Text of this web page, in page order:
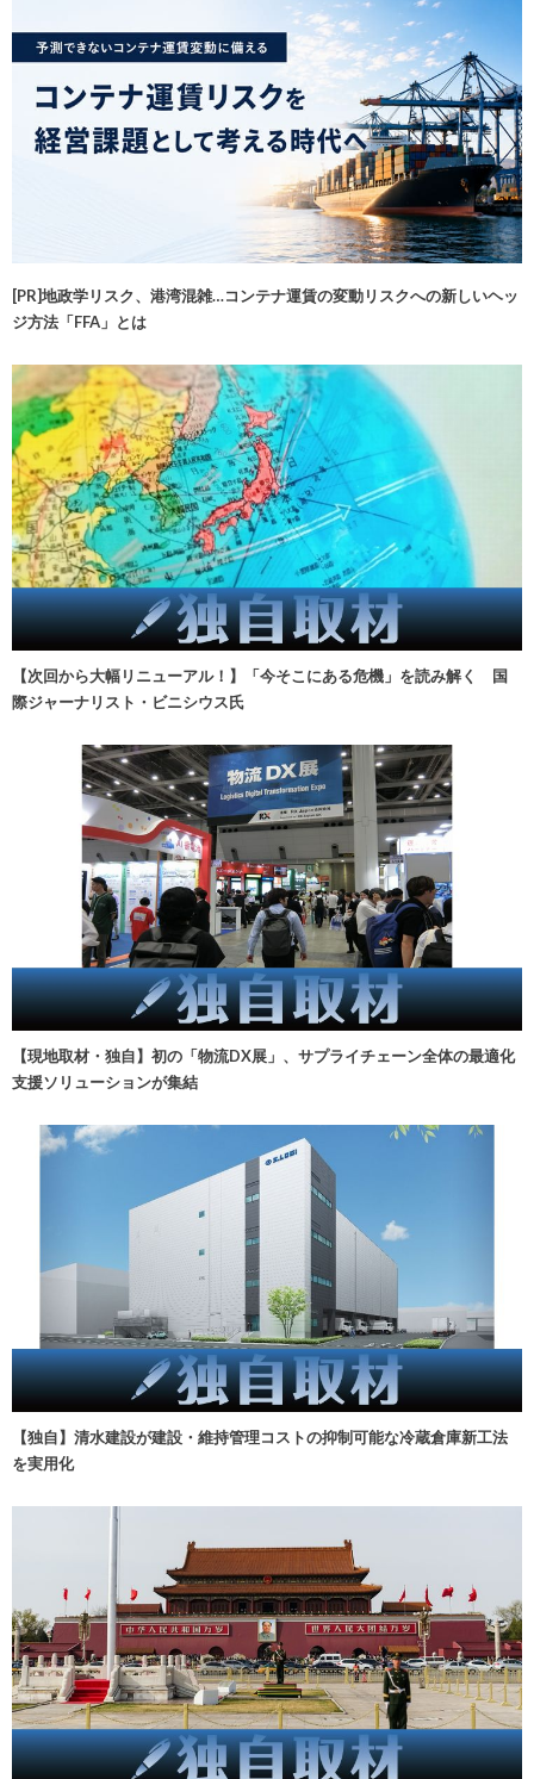
[PR]地政学リスク、港湾混雑…コンテナ運賃の変動リスクへの新しいヘッ
ジ方法「FFA」とは
【次回から大幅リニューアル！】「今そこにある危機」を読み解く 国
際ジャーナリスト・ビニシウス氏
【現地取材・独自】初の「物流DX展」、サプライチェーン全体の最適化
支援ソリューションが集結
【独自】清水建設が建設・維持管理コストの抑制可能な冷蔵倉庫新工法
を実用化